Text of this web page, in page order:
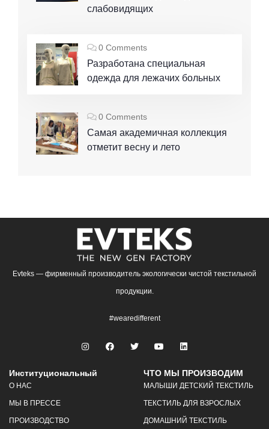
слабовидящих
0 Comments
Разработана специальная
одежда для лежачих больных
0 Comments
Самая академичная коллекция
отметит весну и лето
Evteks — фирменный производитель экологически чистой текстильной
продукции.
#wearedifferent
Институциональный
О НАС
МЫ В ПРЕССЕ
ПРОИЗВОДСТВО
ЧТО МЫ ПРОИЗВОДИМ
МАЛЫШИ ДЕТСКИЙ ТЕКСТИЛЬ
ТЕКСТИЛЬ ДЛЯ ВЗРОСЛЫХ
ДОМАШНИЙ ТЕКСТИЛЬ